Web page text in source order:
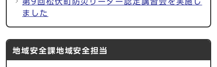
ました
地域安全課地域安全担当